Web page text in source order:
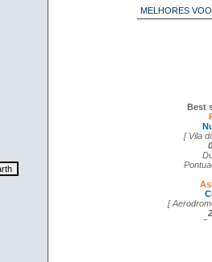
MELHORES
Best
[ Vila
[